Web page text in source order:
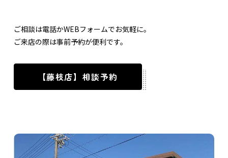
ご相談は電話かWEBフォームでお気軽に。
ご来店の際は事前予約が便利です。
【藤枝店】相談予約